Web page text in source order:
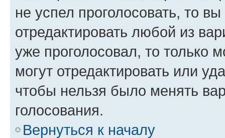
не успел проголосовать, то
отредактировать любой из
уже проголосовал, то только
могут отредактировать или
чтобы нельзя было менять
голосования.
Вернуться к началу